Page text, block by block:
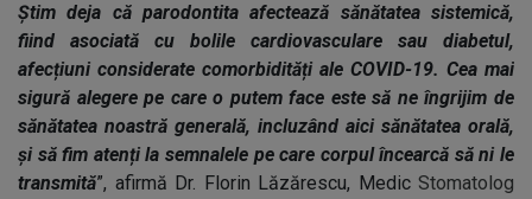
Știm deja că parodontita afectează sănătatea sistemică,
fiind asociată cu bolile cardiovasculare sau diabetul,
afecțiuni considerate comorbidități ale COVID-19. Cea mai
sigură alegere pe care o putem face este să ne îngrijim de
sănătatea noastră generală, incluzând aici sănătatea orală,
și să fim atenți la semnalele pe care corpul încearcă să ni le
transmită”, afirmă Dr. Florin Lăzărescu, Medic Stomatolog